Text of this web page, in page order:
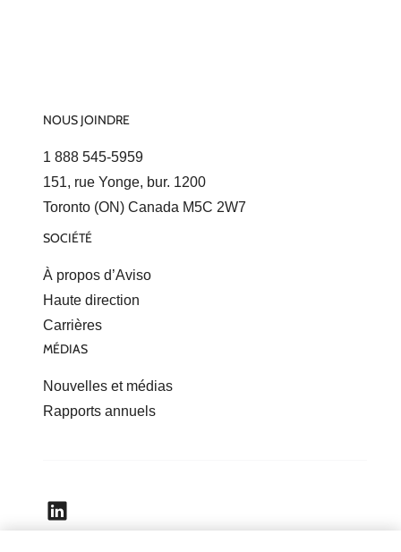
NOUS JOINDRE
1 888 545-5959
151, rue Yonge, bur. 1200
Toronto (ON) Canada M5C 2W7
SOCIÉTÉ
À propos d’Aviso
Haute direction
Carrières
MÉDIAS
Nouvelles et médias
Rapports annuels